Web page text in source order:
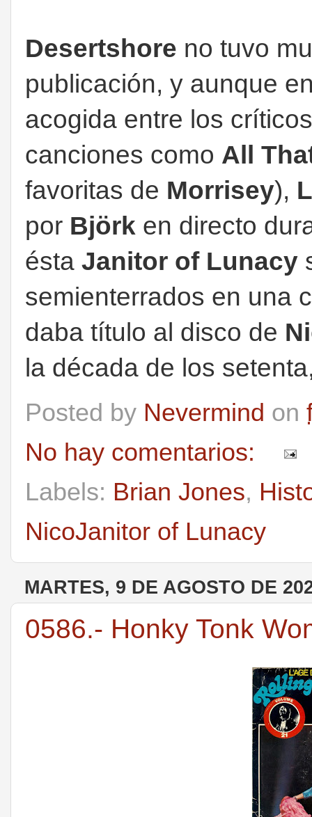
Desertshore no tuvo
publicación, y aunque
acogida entre los
canciones como All
favoritas de Morrisey),
por Björk en directo
ésta Janitor of Lunacy
semienterrados en una
daba título al disco de
la década de los
Posted by Nevermind on
No hay comentarios:
Labels: Brian Jones,
NicoJanitor of Lunacy
MARTES, 9 DE AGOSTO DE
0586.- Honky Tonk